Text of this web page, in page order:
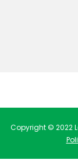
Copyright © 2022